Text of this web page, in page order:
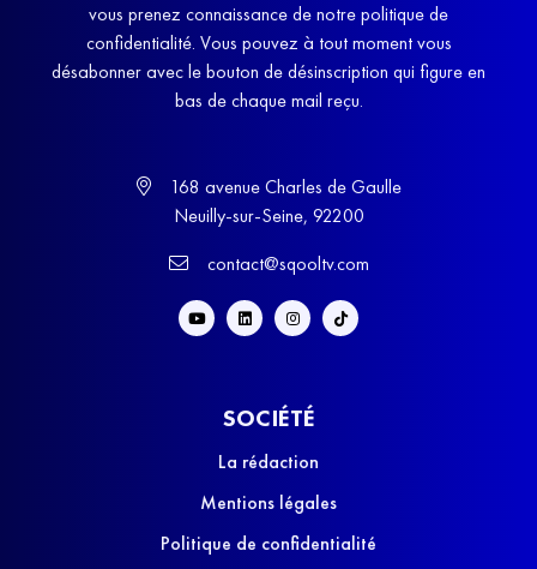
vous prenez connaissance de notre politique de
confidentialité. Vous pouvez à tout moment vous
désabonner avec le bouton de désinscription qui figure en
bas de chaque mail reçu.
168 avenue Charles de Gaulle
Neuilly-sur-Seine, 92200
contact@sqooltv.com
SOCIÉTÉ
La rédaction
Mentions légales
Politique de confidentialité